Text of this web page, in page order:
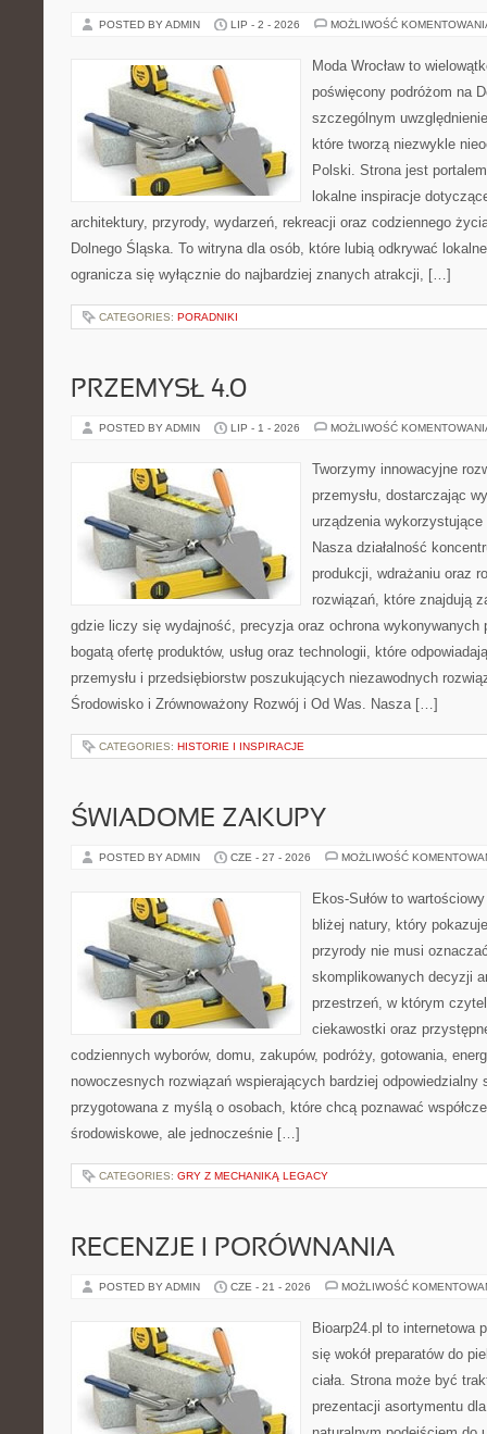
POSTED BY ADMIN LIP - 2 - 2026 MOŻLIWOŚĆ
Moda Wrocław to
poświęcony podróżom na
szczególnym
które tworzą niezwykle
Polski. Strona jest
lokalne inspiracje
architektury, przyrody, wydarzeń, rekreacji oraz codziennego
Dolnego Śląska. To witryna dla osób, które lubią odkrywać
ogranicza się wyłącznie do najbardziej znanych atrakcji, […]
CATEGORIES: PORADNIKI
PRZEMYSŁ 4.0
POSTED BY ADMIN LIP - 1 - 2026 MOŻLIWOŚĆ
Tworzymy innowacyjne
przemysłu, dostarczając
urządzenia
Nasza działalność
produkcji, wdrażaniu oraz
rozwiązań, które znajdują
gdzie liczy się wydajność, precyzja oraz ochrona wykonywanych
bogatą ofertę produktów, usług oraz technologii, które
przemysłu i przedsiębiorstw poszukujących niezawodnych
Środowisko i Zrównoważony Rozwój i Od Was. Nasza […]
CATEGORIES: HISTORIE I INSPIRACJE
ŚWIADOME ZAKUPY
POSTED BY ADMIN CZE - 27 - 2026 MOŻLIWOŚĆ
Ekos-Sułów to
bliżej natury, który
przyrody nie musi
skomplikowanych decyzji
przestrzeń, w którym
ciekawostki oraz
codziennych wyborów, domu, zakupów, podróży, gotowania,
nowoczesnych rozwiązań wspierających bardziej odpowiedzialny
przygotowana z myślą o osobach, które chcą poznawać
środowiskowe, ale jednocześnie […]
CATEGORIES: GRY Z MECHANIKĄ LEGACY
RECENZJE I PORÓWNANIA
POSTED BY ADMIN CZE - 21 - 2026 MOŻLIWOŚĆ
Bioarp24.pl to internetowa
się wokół preparatów do
ciała. Strona może być
prezentacji asortymentu